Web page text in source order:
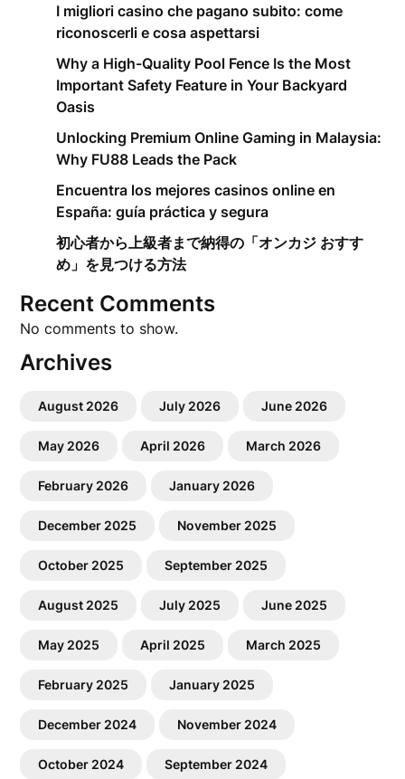
I migliori casino che pagano subito: come
riconoscerli e cosa aspettarsi
Why a High-Quality Pool Fence Is the Most
Important Safety Feature in Your Backyard
Oasis
Unlocking Premium Online Gaming in Malaysia:
Why FU88 Leads the Pack
Encuentra los mejores casinos online en
España: guía práctica y segura
初心者から上級者まで納得の「オンカジ おすす
め」を見つける方法
Recent Comments
No comments to show.
Archives
August 2026 July 2026 June 2026
May 2026 April 2026 March 2026
February 2026 January 2026
December 2025 November 2025
October 2025 September 2025
August 2025 July 2025 June 2025
May 2025 April 2025 March 2025
February 2025 January 2025
December 2024 November 2024
October 2024 September 2024